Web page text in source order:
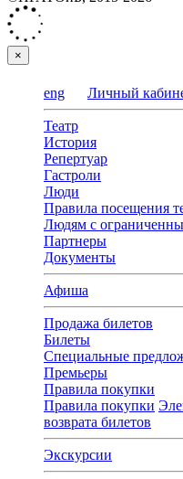
×
eng Личный
Театр
История
Репертуар
Гастроли
Люди
Правила посещения
Людям с
Партнеры
Документы
Афиша
Продажа билетов
Билеты
Специальные
Премьеры
Правила покупки
Правила покупки
возврата билетов
Экскурсии